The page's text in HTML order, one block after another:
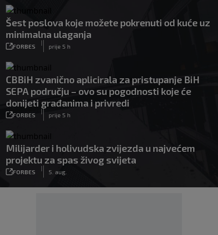
Šest poslova koje možete pokrenuti od kuće uz
minimalna ulaganja
FORBES
|
prije 5 h
CBBiH zvanično aplicirala za pristupanje BiH
SEPA području – ovo su pogodnosti koje će
donijeti građanima i privredi
FORBES
|
prije 5 h
Milijarder i holivudska zvijezda u najvećem
projektu za spas živog svijeta
FORBES
|
5. aug.